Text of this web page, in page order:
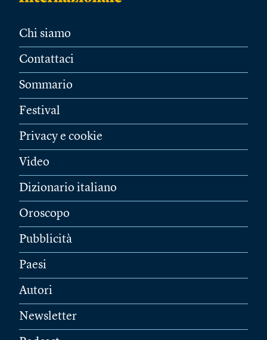
Chi siamo
Contattaci
Sommario
Festival
Privacy e cookie
Video
Dizionario italiano
Oroscopo
Pubblicità
Paesi
Autori
Newsletter